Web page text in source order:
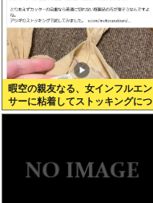
暇空の親友なる、女インフルエン
サーに粘着してストッキングにつ
いて語りだし嫌儲卿として格を見